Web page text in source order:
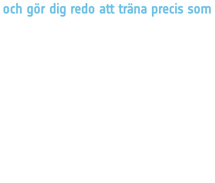
gör dig redo att träna precis